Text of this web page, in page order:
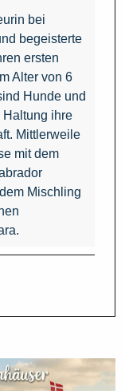
bei
begeisterte
ersten
Alter von 6
Hunde und
Haltung ihre
Mittlerweile
mit dem
Mischling